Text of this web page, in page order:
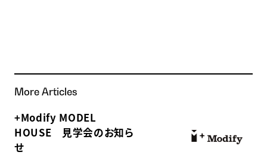
More Articles
+Modify MODEL
HOUSE 見学会のお知ら
せ